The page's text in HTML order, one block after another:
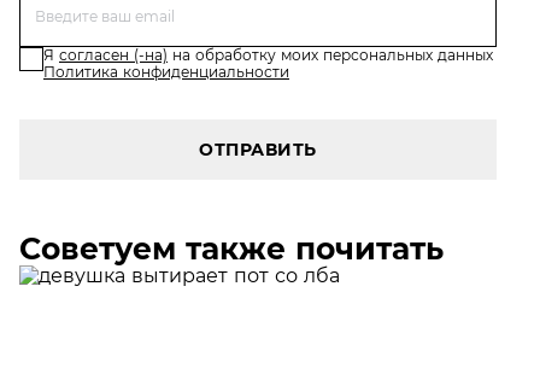
Я согласен (-на) на обработку моих персональных данных
Политика конфиденциальности
ОТПРАВИТЬ
Советуем также почитать